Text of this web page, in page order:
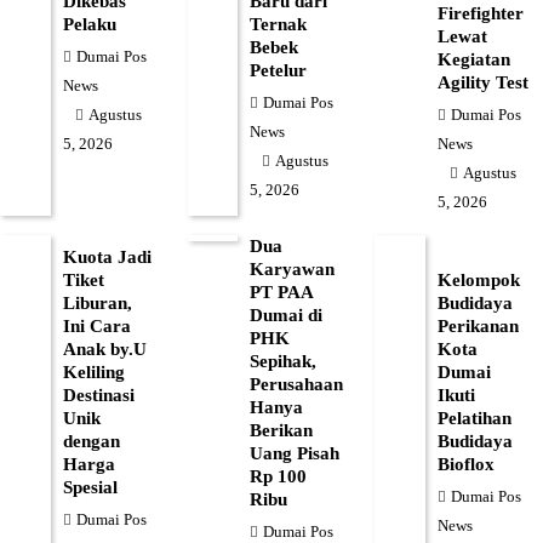
Pelaku
Dumai Pos
News
Agustus
5, 2026
Ternak
Bebek
Petelur
Dumai Pos
News
Agustus
5, 2026
Firefighter
Lewat
Kegiatan
Agility Test
Dumai Pos
News
Agustus
5, 2026
Kuota Jadi
Tiket
Liburan,
Ini Cara
Anak by.U
Keliling
Destinasi
Unik
dengan
Harga
Spesial
Dumai Pos
Dua
Karyawan
PT PAA
Dumai di
PHK
Sepihak,
Perusahaan
Hanya
Berikan
Uang Pisah
Rp 100
Ribu
Dumai Pos
Kelompok
Budidaya
Perikanan
Kota
Dumai
Ikuti
Pelatihan
Budidaya
Bioflox
Dumai Pos
News